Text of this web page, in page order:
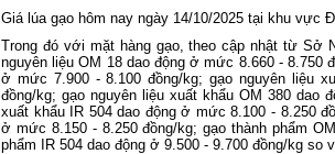
Giá lúa gạo hôm nay ngày 14/10/2025 tại khu vực
Trong đó với mặt hàng gạo, theo cập nhật từ Sở
nguyên liệu OM 18 dao động ở mức 8.660 - 8.750
ở mức 7.900 - 8.100 đồng/kg; gạo nguyên liệu
đồng/kg; gạo nguyên liệu xuất khẩu OM 380 dao
xuất khẩu IR 504 dao động ở mức 8.100 - 8.250
ở mức 8.150 - 8.250 đồng/kg; gạo thành phẩm
phẩm IR 504 dao động ở 9.500 - 9.700 đồng/kg so